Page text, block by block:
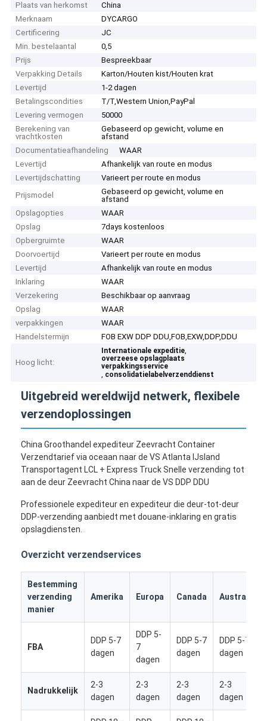
Plaats van herkomst
China
Merknaam
DYCARGO
Certificering
JC
Min. bestelaantal
0,5
Prijs
Bespreekbaar
Verpakking Details
Karton/Houten kist/Houten krat
Levertijd
1-2 dagen
Betalingscondities
T/T,Western Union,PayPal
Levering vermogen
50000
Berekening van
vrachtkosten
Gebaseerd op gewicht, volume en
afstand
Documentatieafhandeling
WAAR
Levertijd
Afhankelijk van route en modus
Levertijdschatting
Varieert per route en modus
Prijsmodel
Gebaseerd op gewicht, volume en
afstand
Opslagopties
WAAR
Opslag
7days kostenloos
Opbergruimte
WAAR
Doorvoertijd
Varieert per route en modus
Levertijd
Afhankelijk van route en modus
Inklaring
WAAR
Verzekering
Beschikbaar op aanvraag
Opslag
WAAR
verpakkingen
WAAR
Handelstermijn
FOB EXW DDP DDU,FOB,EXW,DDP,DDU
Hoog licht:
Internationale expeditie,
overzeese opslagplaats
verpakkingsservice
, consolidatielabelverzenddienst
Uitgebreid wereldwijd netwerk, flexibele
verzendoplossingen
China Groothandel expediteur Zeevracht Container
Verzendtarief via oceaan naar de VS Atlanta IJsland
Transportagent LCL + Express Truck Snelle verzending tot
aan de deur Zeevracht China naar de VS DDP DDU
Professionele expediteur en expediteur die deur-tot-deur
DDP-verzending aanbiedt met douane-inklaring en gratis
opslagdiensten.
Overzicht verzendservices
Bestemming
verzending
manier
Amerika Europa Canada Australië
FBA
DDP 5-7
dagen
DDP 5-
7
dagen
DDP 5-7
dagen
DDP 5-7
dagen
Nadrukkelijk
2-3
dagen
2-3
dagen
2-3
dagen
2-3
dagen